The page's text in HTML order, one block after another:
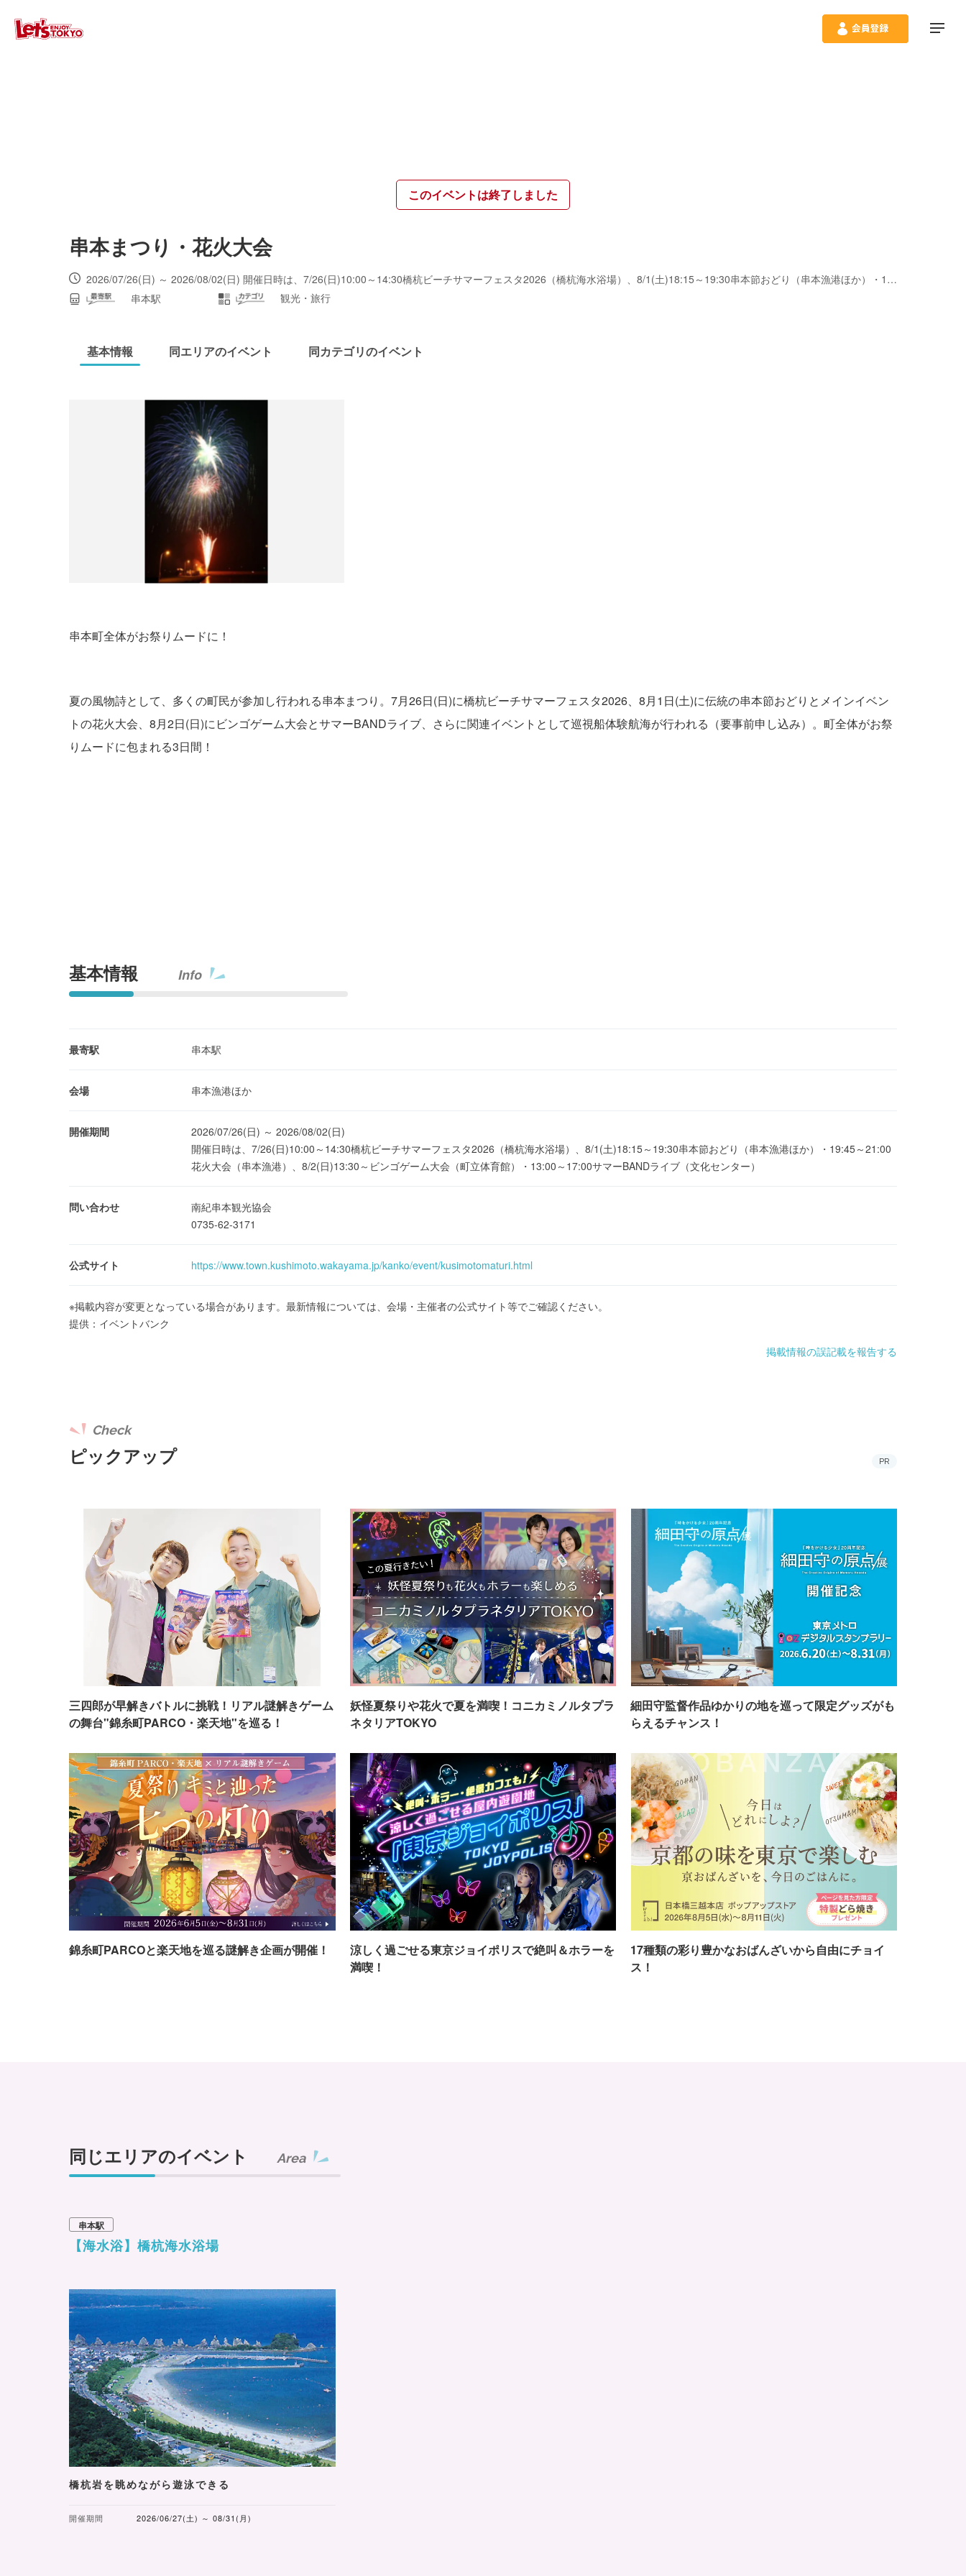
このイベントは終了しました
串本まつり・花火大会
2026/07/26(日) ～ 2026/08/02(日) 開催日時は、7/26(日)10:00～14:30橋杭ビーチサマーフェスタ2026（橋杭海水浴場）、8/1(土)18:15～19:30串本節おどり（串本漁港ほか）・19:45～21:00花火大会（串本漁港）、8/2(日)13:30～ビンゴゲーム大会（町立体育館）・13:00～17:00サマーBANDライブ（文化センター）
串本駅
観光・旅行
基本情報 同エリアのイベント 同カテゴリのイベント
串本町全体がお祭りムードに！
夏の風物詩として、多くの町民が参加し行われる串本まつり。7月26日(日)に橋杭ビーチサマーフェスタ2026、8月1日(土)に伝統の串本節おどりとメインイベン
トの花火大会、8月2日(日)にビンゴゲーム大会とサマーBANDライブ、さらに関連イベントとして巡視船体験航海が行われる（要事前申し込み）。町全体がお祭
りムードに包まれる3日間！
基本情報 Info
最寄駅 串本駅
会場 串本漁港ほか
開催期間
2026/07/26(日) ～ 2026/08/02(日)
開催日時は、7/26(日)10:00～14:30橋杭ビーチサマーフェスタ2026（橋杭海水浴場）、8/1(土)18:15～19:30串本節おどり（串本漁港ほか）・19:45～21:00
花火大会（串本漁港）、8/2(日)13:30～ビンゴゲーム大会（町立体育館）・13:00～17:00サマーBANDライブ（文化センター）
問い合わせ
南紀串本観光協会
0735-62-3171
公式サイト https://www.town.kushimoto.wakayama.jp/kanko/event/kusimotomaturi.html
※掲載内容が変更となっている場合があります。最新情報については、会場・主催者の公式サイト等でご確認ください。
提供：イベントバンク
掲載情報の誤記載を報告する
ピックアップ
Check
PR
三四郎が早解きバトルに挑戦！リアル謎解きゲーム
の舞台"錦糸町PARCO・楽天地"を巡る！
妖怪夏祭りや花火で夏を満喫！コニカミノルタプラ
ネタリアTOKYO
細田守監督作品ゆかりの地を巡って限定グッズがも
らえるチャンス！
錦糸町PARCOと楽天地を巡る謎解き企画が開催！
涼しく過ごせる東京ジョイポリスで絶叫＆ホラーを
満喫！
17種類の彩り豊かなおばんざいから自由にチョイ
ス！
同じエリアのイベント Area
串本駅
【海水浴】橋杭海水浴場
橋杭岩を眺めながら遊泳できる
開催期間 2026/06/27(土) ～ 08/31(月)